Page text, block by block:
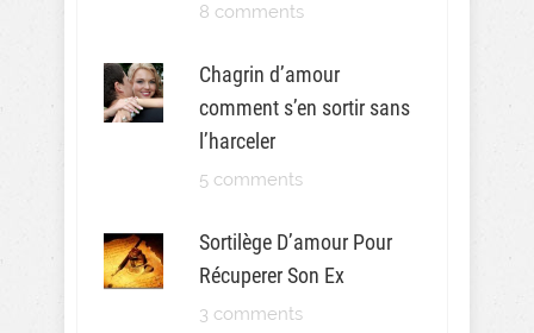
8 comments
Chagrin d’amour
comment s’en sortir sans
l’harceler
5 comments
Sortilège D’amour Pour
Récuperer Son Ex
3 comments